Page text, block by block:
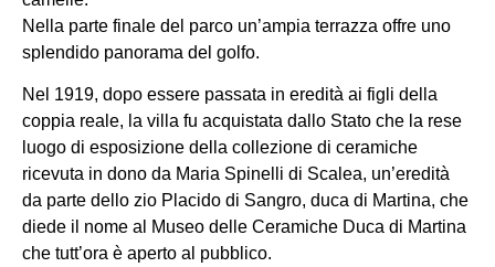
Nella parte finale del parco un’ampia terrazza offre uno
splendido panorama del golfo.
Nel 1919, dopo essere passata in eredità ai figli della
coppia reale, la villa fu acquistata dallo Stato che la rese
luogo di esposizione della collezione di ceramiche
ricevuta in dono da Maria Spinelli di Scalea, un’eredità
da parte dello zio Placido di Sangro, duca di Martina, che
diede il nome al Museo delle Ceramiche Duca di Martina
che tutt’ora è aperto al pubblico.